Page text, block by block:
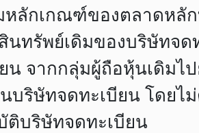
ลักเกณฑ์ของตลาดหลั
ทรัพย์เดิมของบริษัทจด
น จากกลุ่มผู้ถือหุ้นเดิมไ
บริษัทจดทะเบียน โดย
บริษัทจดทะเบียน